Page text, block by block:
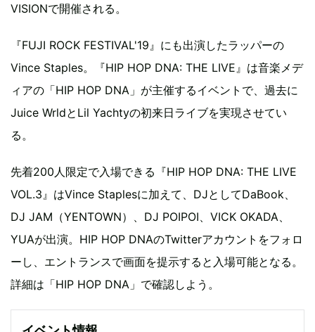
VISIONで開催される。
『FUJI ROCK FESTIVAL'19』にも出演したラッパーの
Vince Staples。『HIP HOP DNA: THE LIVE』は音楽メデ
ィアの「HIP HOP DNA」が主催するイベントで、過去に
Juice WrldとLil Yachtyの初来日ライブを実現させてい
る。
先着200人限定で入場できる『HIP HOP DNA: THE LIVE
VOL.3』はVince Staplesに加えて、DJとしてDaBook、
DJ JAM（YENTOWN）、DJ POIPOI、VICK OKADA、
YUAが出演。HIP HOP DNAのTwitterアカウントをフォロ
ーし、エントランスで画面を提示すると入場可能となる。
詳細は「HIP HOP DNA」で確認しよう。